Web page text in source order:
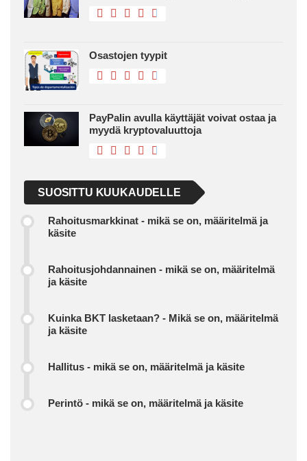
Osastojen tyypit
PayPalin avulla käyttäjät voivat ostaa ja
myydä kryptovaluuttoja
SUOSITTU KUUKAUDELLE
Rahoitusmarkkinat - mikä se on, määritelmä ja
käsite
Rahoitusjohdannainen - mikä se on, määritelmä
ja käsite
Kuinka BKT lasketaan? - Mikä se on, määritelmä
ja käsite
Hallitus - mikä se on, määritelmä ja käsite
Perintö - mikä se on, määritelmä ja käsite